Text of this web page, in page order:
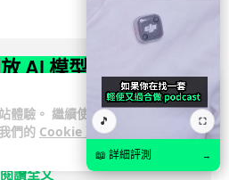
體驗。 繼續使用
們的 Cookie 政
AI 模型 業界質疑安
頂尖 AI 公司，中國開發的開放權重
AI 安全框架的測試範圍。美國業界
閱讀全文
🎵 ⛶
📖 詳細評測 →